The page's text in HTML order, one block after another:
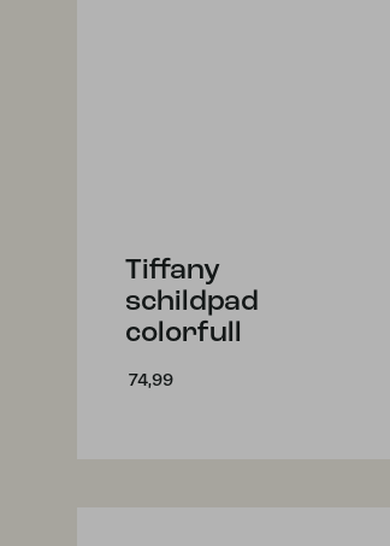
Tiffany
schildpad
colorfull
74,99